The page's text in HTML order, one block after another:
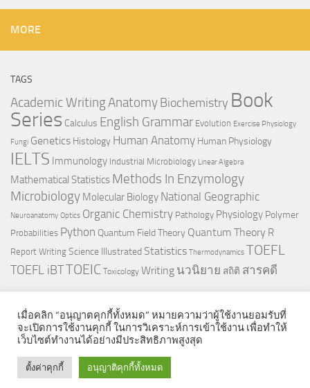
MORE
TAGS
Academic WritingAnatomyBiochemistry Book
Series Calculus English Grammar Evolution Exercise Physiology
Fungi Genetics Histology Human Anatomy Human Physiology
IELTS Immunology Industrial Microbiology Linear Algebra
Mathematical Statistics Methods In Enzymology
Microbiology Molecular Biology National Geographic
Neuroanatomy Optics Organic Chemistry Pathology Physiology Polymer
Probabilities Python Quantum Field Theory Quantum Theory R
Report Writing Science Illustrated Statistics Thermodynamics TOEFL
TOEFL iBTTOEIC Toxicology Writing นวนิยาย สถิติ สารคดี
© 2026. All Rights Reserved.
เมื่อคลิก “อนุญาตคุกกี้ทั้งหมด” หมายความว่าผู้ใช้งานยอมรับที่
จะเปิดการใช้งานคุกกี้ ในการวิเคราะห์การเข้าใช้งาน เพื่อทำให้
เว็บไซต์ทำงานได้อย่างมีประสิทธิภาพสูงสุด
ตั้งค่าคุกกี้ อนุญาติคุกกี้ทั้งหมด